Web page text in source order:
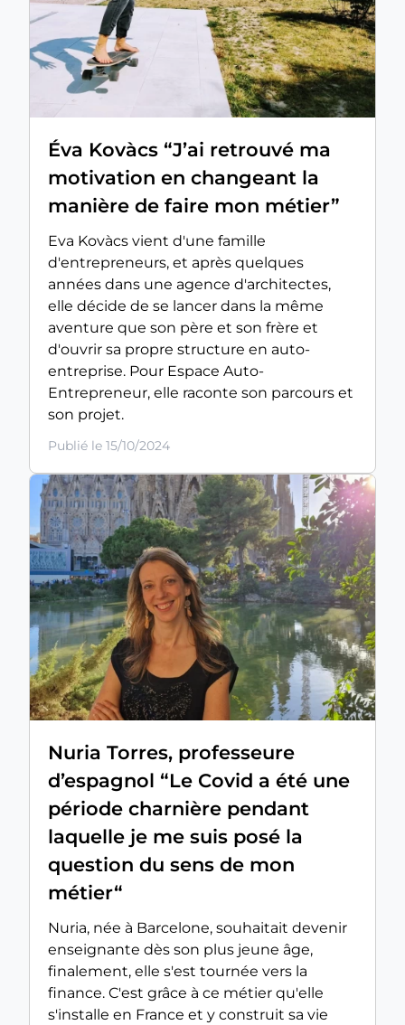
Éva Kovàcs “J’ai retrouvé ma
motivation en changeant la
manière de faire mon métier”
Eva Kovàcs vient d'une famille
d'entrepreneurs, et après quelques
années dans une agence d'architectes,
elle décide de se lancer dans la même
aventure que son père et son frère et
d'ouvrir sa propre structure en auto-
entreprise. Pour Espace Auto-
Entrepreneur, elle raconte son parcours et
son projet.
Publié le 15/10/2024
Nuria Torres, professeure
d’espagnol “Le Covid a été une
période charnière pendant
laquelle je me suis posé la
question du sens de mon
métier“
Nuria, née à Barcelone, souhaitait devenir
enseignante dès son plus jeune âge,
finalement, elle s'est tournée vers la
finance. C'est grâce à ce métier qu'elle
s'installe en France et y construit sa vie